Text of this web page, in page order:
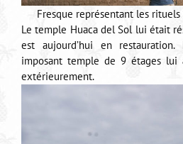
Fresque représentant les
Le temple Huaca del Sol lui était
est aujourd’hui en
imposant temple de 9 étages lui
extérieurement.